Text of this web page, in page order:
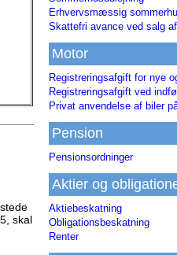
skal
Erhvervsmæssig
Skattefri avance ved salg
Motor
Registreringsafgift for nye
Registreringsafgift ved
Privat anvendelse af biler
Pension
Pensionsordninger
Aktier og
Aktiebeskatning
Obligationsbeskatning
Renter